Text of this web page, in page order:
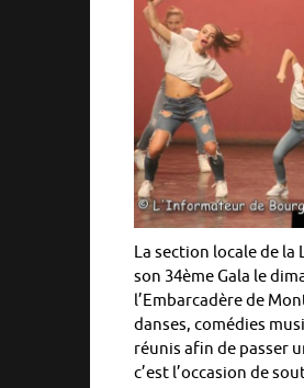
La section locale de
son 34ème Gala le
l’Embarcadère de
danses, comédies
réunis afin de passer
c’est l’occasion de